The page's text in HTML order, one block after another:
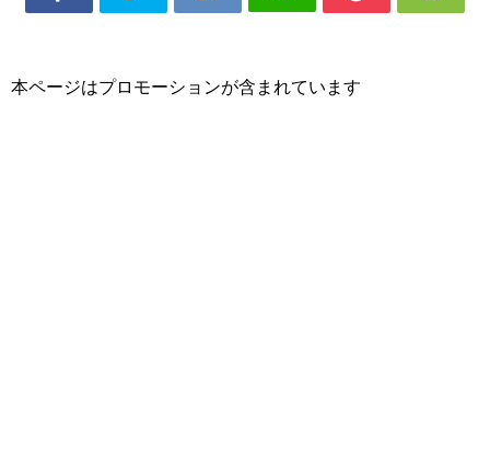
本ページはプロモーションが含まれています